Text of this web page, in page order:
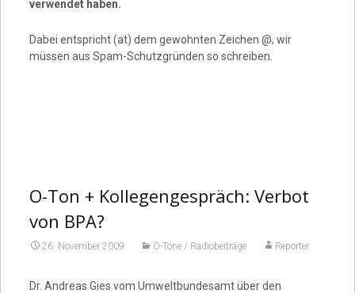
verwendet haben.
Dabei entspricht (at) dem gewohnten Zeichen @, wir
müssen aus Spam-Schutzgründen so schreiben.
O-Ton + Kollegengespräch: Verbot
von BPA?
26. November 2009 O-Töne / Radiobeiträge Reporter
Dr. Andreas Gies vom Umweltbundesamt über den